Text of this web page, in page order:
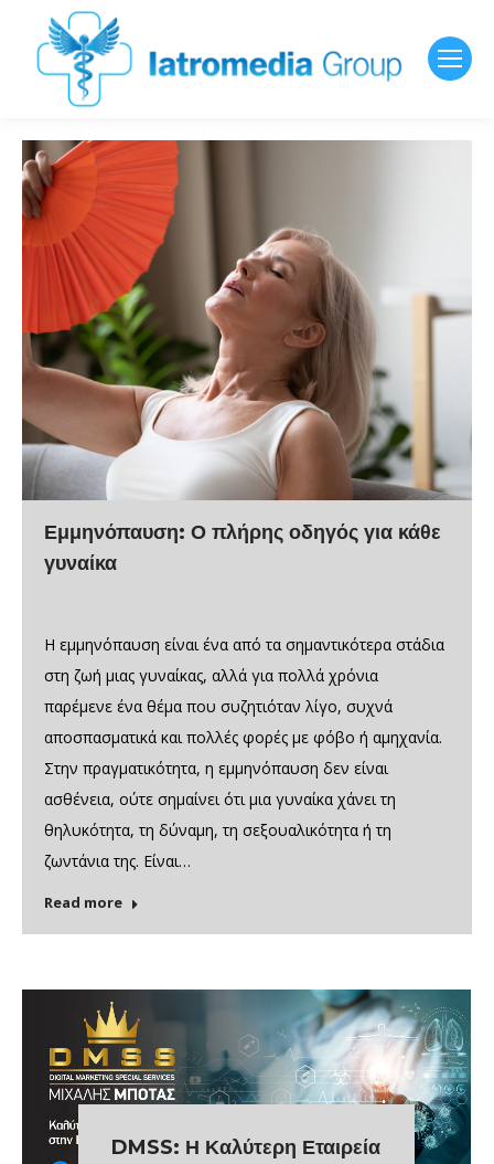
Εμμηνόπαυση: Ο πλήρης οδηγός για κάθε
γυναίκα
Η εμμηνόπαυση είναι ένα από τα σημαντικότερα στάδια
στη ζωή μιας γυναίκας, αλλά για πολλά χρόνια
παρέμενε ένα θέμα που συζητιόταν λίγο, συχνά
αποσπασματικά και πολλές φορές με φόβο ή αμηχανία.
Στην πραγματικότητα, η εμμηνόπαυση δεν είναι
ασθένεια, ούτε σημαίνει ότι μια γυναίκα χάνει τη
θηλυκότητα, τη δύναμη, τη σεξουαλικότητα ή τη
ζωντάνια της. Είναι…
Read more
DMSS: Η Καλύτερη Εταιρεία